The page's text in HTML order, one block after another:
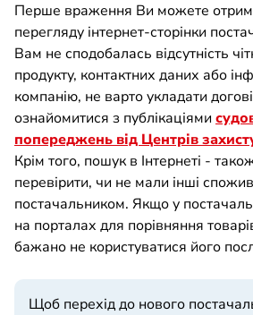
Перше враження Ви можете
перегляду інтернет-сторінки
Вам не сподобалась відсутність
продукту, контактних даних або
компанію, не варто укладати
ознайомитися з публікаціями
попереджень від Центрів
Крім того, пошук в Інтернеті -
перевірити, чи не мали інші
постачальником. Якщо у
на порталах для порівняння
бажано не користуватися його
Щоб перехід до нового